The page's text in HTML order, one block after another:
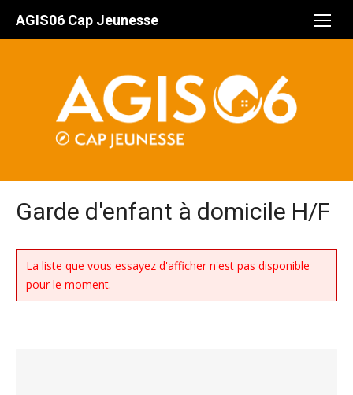
AGIS06 Cap Jeunesse
Garde d'enfant à domicile H/F
La liste que vous essayez d'afficher n'est pas disponible
pour le moment.